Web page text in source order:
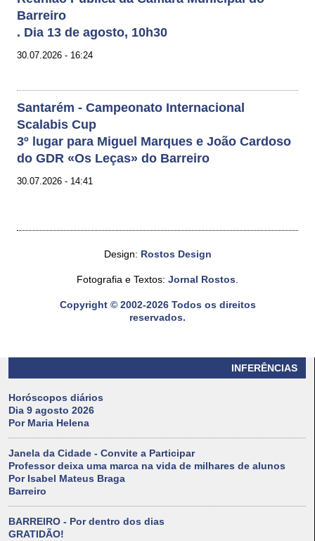
INFERÊNCIAS
Horóscopos diários
Dia 9 agosto 2026
Por Maria Helena
Janela da Cidade - Convite a Participar
Professor deixa uma marca na vida de milhares de alunos
Por Isabel Mateus Braga
Barreiro
BARREIRO - Por dentro dos dias
GRATIDÃO!
Barreiro
. Dia 13 de agosto, 10h30
30.07.2026 - 16:24
Santarém - Campeonato Internacional
Scalabis Cup
3º lugar para Miguel Marques e João Cardoso
do GDR «Os Leças» do Barreiro
30.07.2026 - 14:41
Design: Rostos Design
Fotografia e Textos: Jornal Rostos
Copyright © 2002-2026 Todos os direitos
reservados.